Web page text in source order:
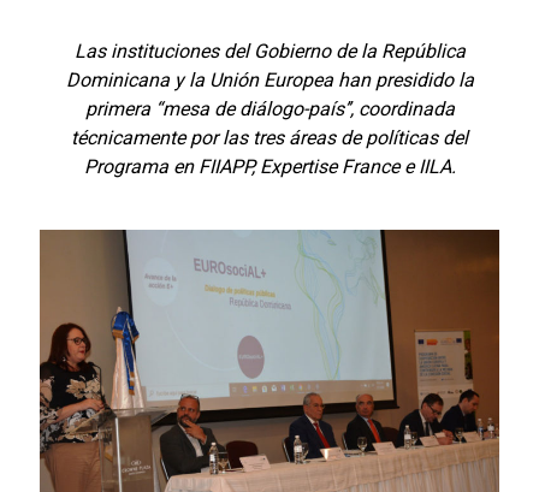
Las instituciones del Gobierno de la República
Dominicana y la Unión Europea han presidido la
primera “mesa de diálogo-país’’, coordinada
técnicamente por las tres áreas de políticas del
Programa en FIIAPP, Expertise France e IILA.